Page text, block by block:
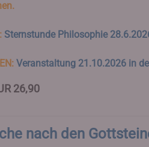
Sternstunde Philosophie
Veranstaltung 21.10.2026 in
26,90
nach den